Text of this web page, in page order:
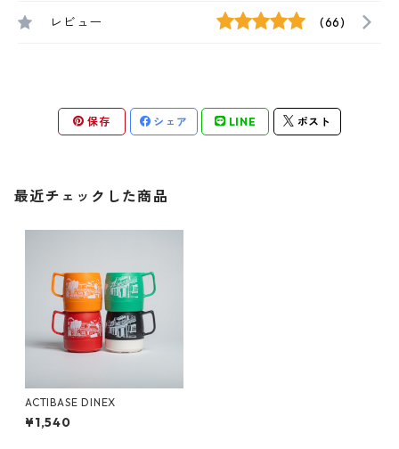
レビュー (66)
保存 シェア LINE ポスト
最近チェックした商品
ACTIBASE DINEX
¥1,540